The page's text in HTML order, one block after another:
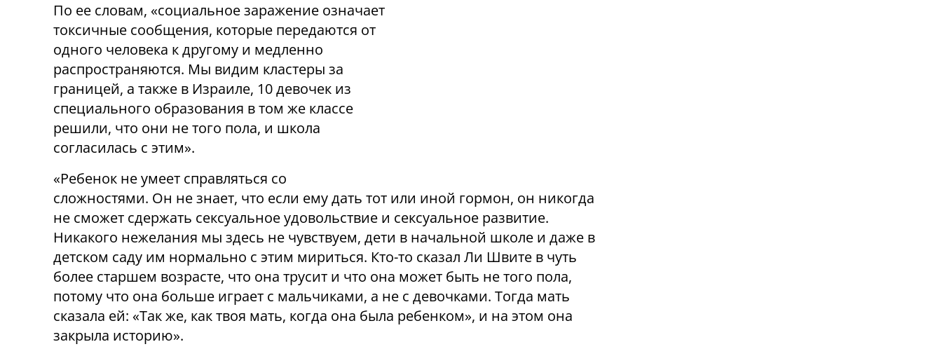
По ее словам, «социальное заражение означает
токсичные сообщения, которые передаются от
одного человека к другому и медленно
распространяются. Мы видим кластеры за
границей, а также в Израиле, 10 девочек из
специального образования в том же классе
решили, что они не того пола, и школа
согласилась с этим».
«Ребенок не умеет справляться со
сложностями. Он не знает, что если ему дать тот или иной гормон, он никогда
не сможет сдержать сексуальное удовольствие и сексуальное развитие.
Никакого нежелания мы здесь не чувствуем, дети в начальной школе и даже в
детском саду им нормально с этим мириться. Кто-то сказал Ли Швите в чуть
более старшем возрасте, что она трусит и что она может быть не того пола,
потому что она больше играет с мальчиками, а не с девочками. Тогда мать
сказала ей: «Так же, как твоя мать, когда она была ребенком», и на этом она
закрыла историю».